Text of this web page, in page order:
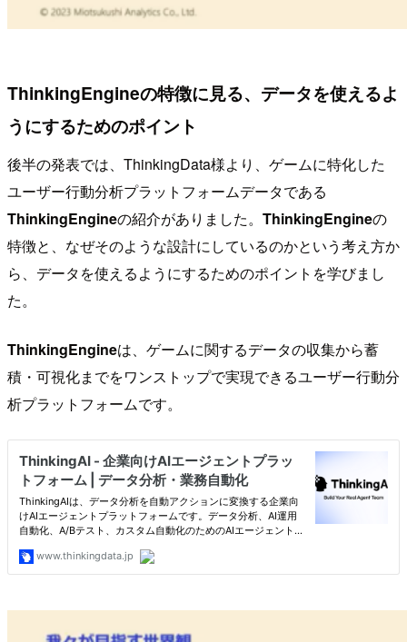
ThinkingEngineの特徴に見る、データを使えるよ
うにするためのポイント
後半の発表では、ThinkingData様より、ゲームに特化した
ユーザー行動分析プラットフォームデータである
ThinkingEngineの紹介がありました。 ThinkingEngineの
特徴と、なぜそのような設計にしているのかという考え方か
ら、データを使えるようにするためのポイントを学びまし
た。
ThinkingEngineは、ゲームに関するデータの収集から蓄
積・可視化までをワンストップで実現できるユーザー行動分
析プラットフォームです。